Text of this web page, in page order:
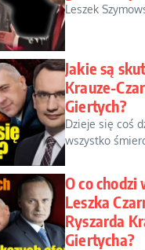
Leszek
Jakie są
Krauze-
Giertych?
Dzieje się coś
wszystko
O co
Leszka
Ryszarda
Giertycha?